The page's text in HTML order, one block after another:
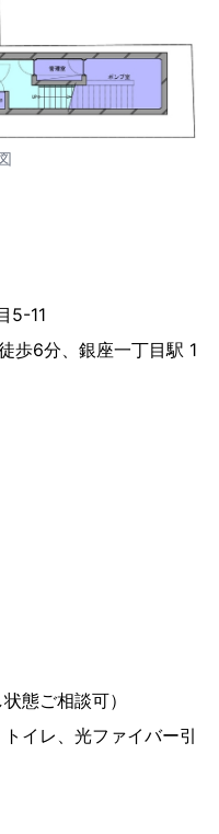
5-11
歩6分、銀座一丁目駅 1
態ご相談可）
イレ、光ファイバー引